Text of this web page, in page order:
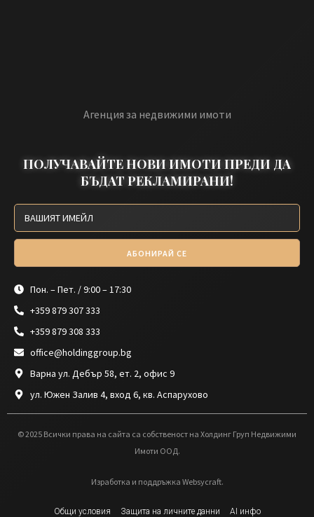
Агенция за недвижими имоти
ПОЛУЧАВАЙТЕ НОВИ ИМОТИ ПРЕДИ ДА
БЪДАТ РЕКЛАМИРАНИ!
АБОНИРАЙ СЕ
Пон. – Пет. / 9:00 – 17:30
+359 879 307 333
+359 879 308 333
office@holdinggroup.bg
Варна ул. Дебър 58, ет. 2, офис 9
ул. Южен Залив 4, вход 6, кв. Аспарухово
© 2025 Всички права на сайта са собственост на Холдинг Груп Недвижими
Имоти ООД.
Изработка и поддръжка Websycraft.
Общи условия Защита на личните данни AI инфо